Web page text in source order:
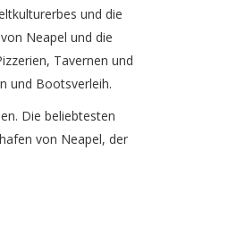
und die
Neapel und die
Tavernen und
und Bootsverleih.
Die beliebtesten
von Neapel, der